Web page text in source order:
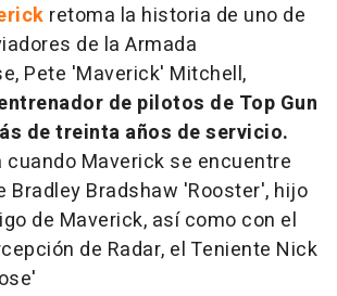
retoma la historia de uno de
de la Armada
Pete 'Maverick' Mitchell,
de pilotos de Top Gun
de treinta años de servicio.
cuando Maverick se encuentre
Bradley Bradshaw 'Rooster', hijo
de Maverick, así como con el
de Radar, el Teniente Nick